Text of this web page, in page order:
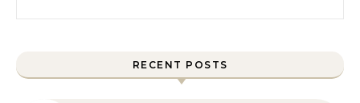
RECENT POSTS